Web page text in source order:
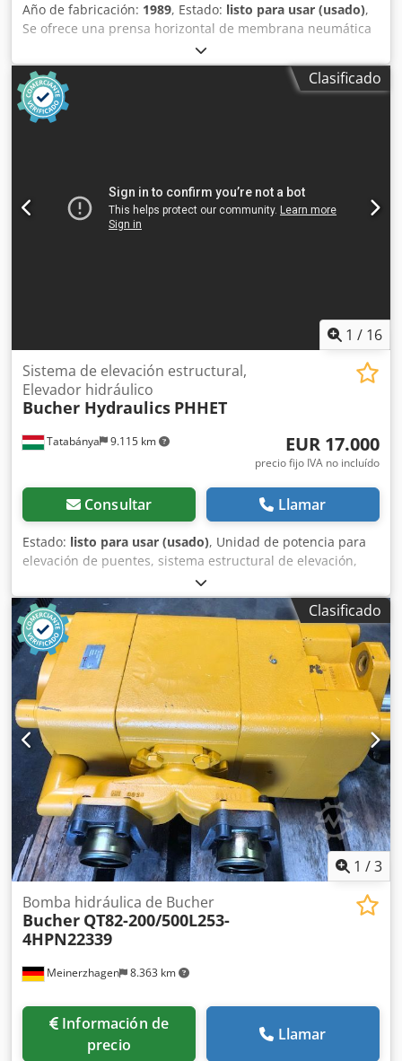
Año de fabricación: 1989, Estado: listo para usar (usado),
Se ofrece una prensa horizontal de membrana neumática
Bucher para la industria alimentaria. Volumen nominal:
100 hl, capacidad de procesamiento máxima (uvas): 6000
kg por lote, dimensiones de la máquina (X/Y/Z):
aproximadamente 6300 mm/2200 mm/2250 mm, peso:
aproximadamente 5000 kg. Incluye sistema de
Clasificado
1 / 16
Tatabánya 9.115 km
Sistema de elevación estructural,
Elevador hidráulico
Bucher Hydraulics PHHET
EUR 17.000
precio fijo IVA no incluído
Consultar Llamar
Estado: listo para usar (usado), Unidad de potencia para
elevación de puentes, sistema estructural de elevación,
unidad hidráulica de elevación, cilindro hidráulico de 1000
toneladas, máquina usada Fabricante: Bucher Hydraulics
Tipo: QX24-008R ; PHHET Dimensiones totales: Ancho: 1420
mm Fondo: 860 mm Dedpfx Ajyr Ihrsc Uokr Altura: 1770
mm Presión de trabajo: 350 bar Año de fabricación: 2017
Peso: 850 kg Datos eléctricos: 400 V; 11 kW; 20 A Cilindros
hidráulicos: 1. Dimensiones totales: 900 x 900 x 485 mm
Peso: 1400 kg Fabricante: Schiess Defries Presión de
trabajo: 450 bar Capacidad de carga: 1000 toneladas
Diámetro: 710 mm 2. Dimensiones totales: 900 x 900 x 485
mm Peso: 1400 kg Fabricante: Schiess Defries Presión de
trabajo: 450 bar Capacidad de carga: 1000 toneladas
Diámetro: 710 mm
Clasificado
1 /3
Meinerzhagen 8.363 km
Bomba hidráulica de Bucher
Bucher QT82-200/500L253-
4HPN22339
Información de
precio
Llamar